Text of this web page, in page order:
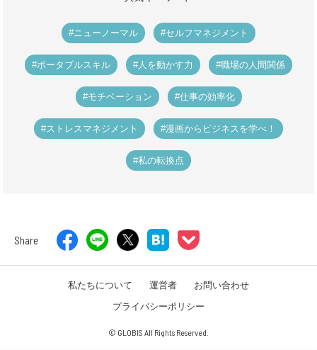
#ニューノーマル #セルフマネジメント
#ポータブルスキル #人を動かす力 #職場の人間関係
#モチベーション #仕事の効率化
#ストレスマネジメント #漫画からビジネスを学べ！
#私の転換点
Share
私たちについて 運営者
お問い合わせ
プライバシーポリシー
© GLOBIS All Rights Reserved.